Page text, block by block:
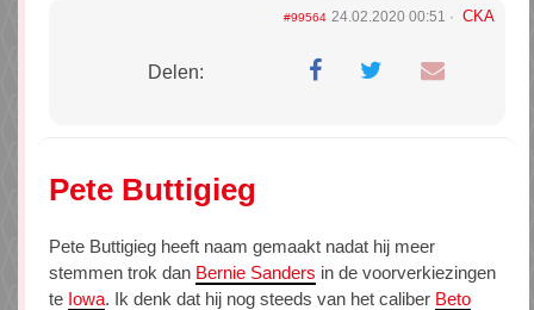
#99564 24.02.2020 00:51 CKA
Delen:
Pete Buttigieg
Pete Buttigieg heeft naam gemaakt nadat hij meer
stemmen trok dan Bernie Sanders in de voorverkiezingen
te Iowa. Ik denk dat hij nog steeds van het caliber Beto